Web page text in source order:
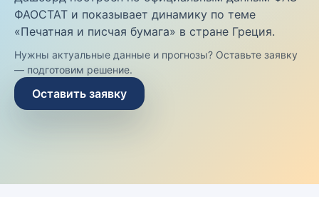
ФАОСТАТ и показывает динамику по теме
«Печатная и писчая бумага» в стране Греция.
Нужны актуальные данные и прогнозы? Оставьте заявку
— подготовим решение.
Оставить заявку